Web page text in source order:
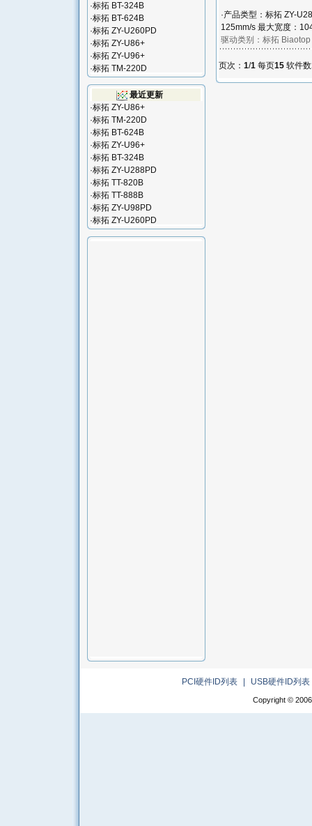
·标拓 BT-324B
·标拓 BT-624B
·标拓 ZY-U260PD
·标拓 ZY-U86+
·标拓 ZY-U96+
·标拓 TM-220D
最近更新
·标拓 ZY-U86+
·标拓 TM-220D
·标拓 BT-624B
·标拓 ZY-U96+
·标拓 BT-324B
·标拓 ZY-U288PD
·标拓 TT-820B
·标拓 TT-888B
·标拓 ZY-U98PD
·标拓 ZY-U260PD
·产品类型：标拓 ZY-
125mm/s 最大宽度：
驱动类别： 标拓 Biaotop
页次： 1/1 每页15 软件数
PCI硬件ID列表 USB硬件ID列表
Copyright ©